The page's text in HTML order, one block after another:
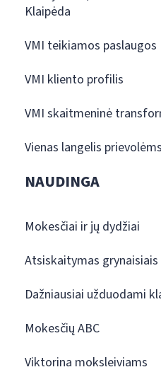
Klaipėda
VMI teikiamos paslaugos
VMI kliento profilis
VMI skaitmeninė
Vienas langelis
NAUDINGA
Mokesčiai ir jų dydžiai
Atsiskaitymas grynaisiais
Dažniausiai užduodami
Mokesčių ABC
Viktorina moksleiviams